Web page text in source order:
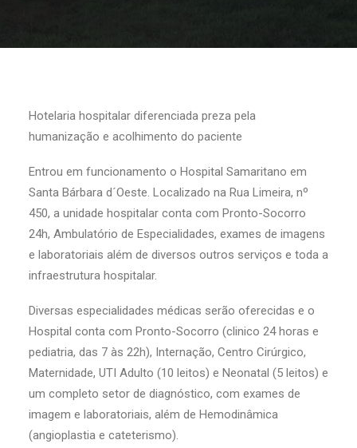
Hotelaria hospitalar diferenciada preza pela
humanização e acolhimento do paciente
Entrou em funcionamento o Hospital Samaritano em
Santa Bárbara d´Oeste. Localizado na Rua Limeira, nº
450, a unidade hospitalar conta com Pronto-Socorro
24h, Ambulatório de Especialidades, exames de imagens
e laboratoriais além de diversos outros serviços e toda a
infraestrutura hospitalar.
Diversas especialidades médicas serão oferecidas e o
Hospital conta com Pronto-Socorro (clinico 24 horas e
pediatria, das 7 às 22h), Internação, Centro Cirúrgico,
Maternidade, UTI Adulto (10 leitos) e Neonatal (5 leitos) e
um completo setor de diagnóstico, com exames de
imagem e laboratoriais, além de Hemodinâmica
(angioplastia e cateterismo).